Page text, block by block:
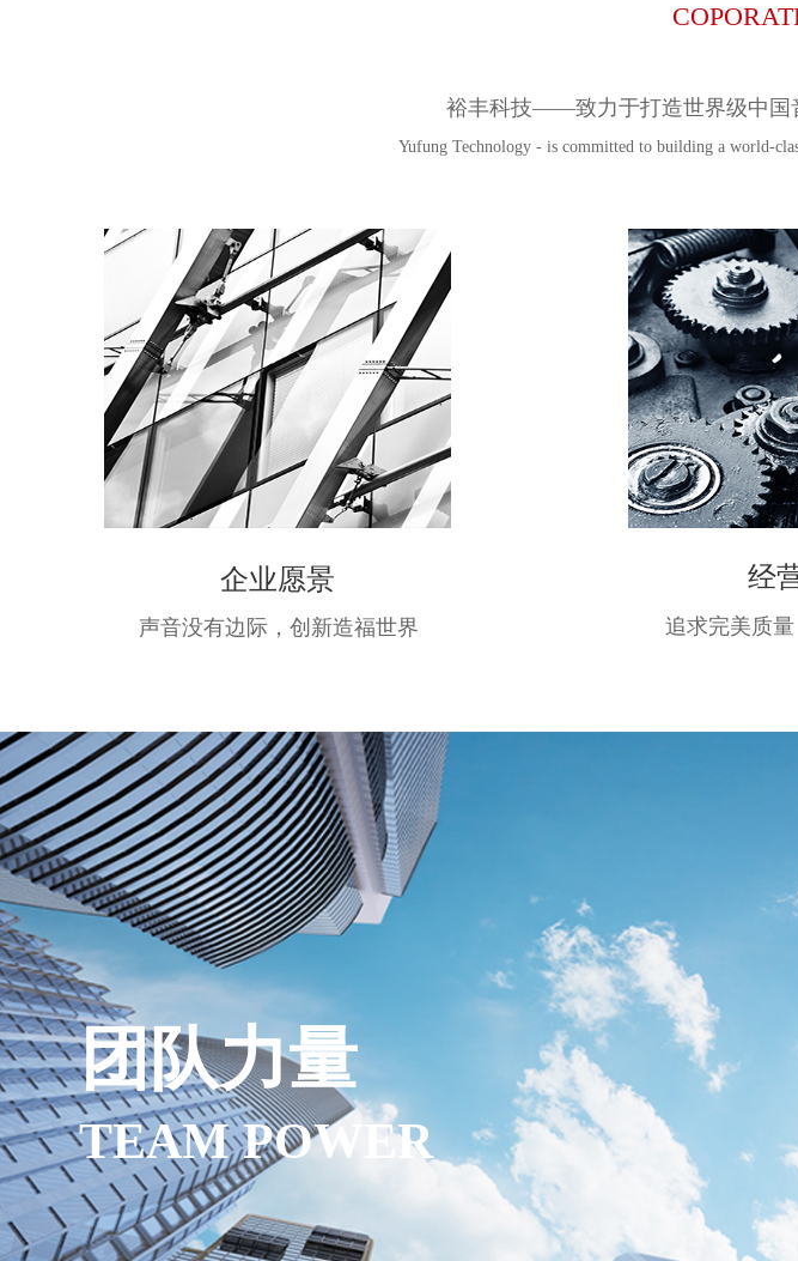
企业愿景
声音没有边际，创新造福世界
经
裕丰科技——致力于打造世界级中
Yufung Technology - is committed to building a world-
追求完美质
团队力量
TEAM POWER